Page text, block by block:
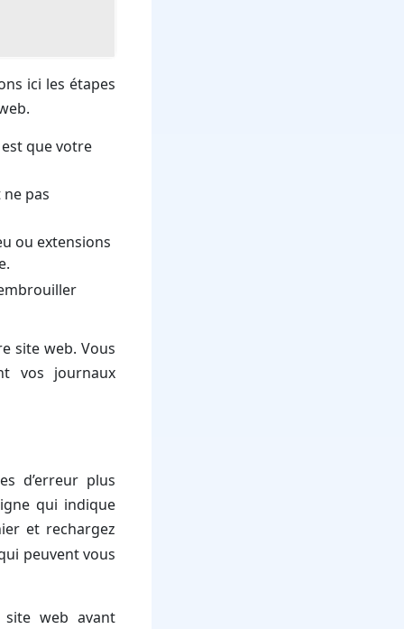
ici les étapes
que votre
pas
ou extensions
site web. Vous
vos journaux
d’erreur plus
qui indique
et rechargez
peuvent vous
web avant